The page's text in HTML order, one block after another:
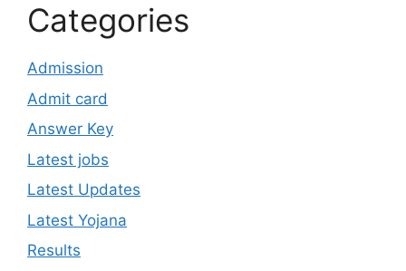
Categories
Admission
Admit card
Answer Key
Latest jobs
Latest Updates
Latest Yojana
Results